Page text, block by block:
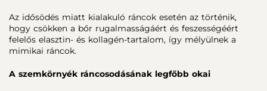
Az idősödés miatt kialakuló ráncok esetén az történik,
hogy csökken a bőr rugalmasságáért és feszességéért
felelős elasztin- és kollagén-tartalom, így mélyülnek a
mimikai ráncok.
A szemkörnyék ráncosodásának legfőbb okai